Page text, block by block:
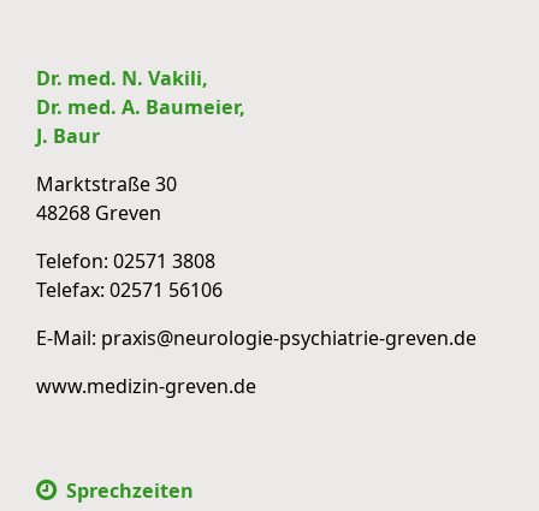
Dr. med. N. Vakili,
Dr. med. A. Baumeier,
J. Baur
Marktstraße 30
48268 Greven
Telefon: 02571 3808
Telefax: 02571 56106
E-Mail: praxis@neurologie-psychiatrie-greven.de
www.medizin-greven.de
Sprechzeiten